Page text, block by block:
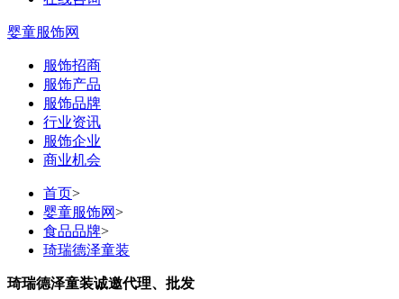
婴童服饰网
服饰招商
服饰产品
服饰品牌
行业资讯
服饰企业
商业机会
首页>
婴童服饰网>
食品品牌>
琦瑞德泽童装
琦瑞德泽童装诚邀代理、批发